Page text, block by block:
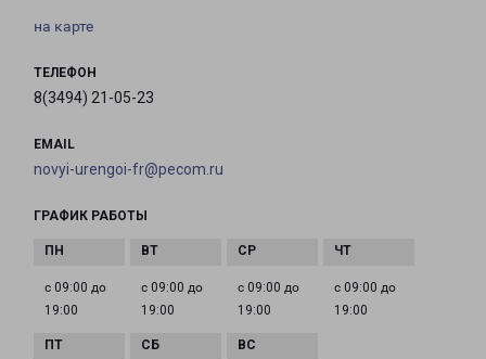
на карте
ТЕЛЕФОН
8(3494) 21-05-23
EMAIL
novyi-urengoi-fr@pecom.ru
ГРАФИК РАБОТЫ
с 09:00 до
19:00
с 09:00 до
19:00
с 09:00 до
19:00
с 09:00 до
19:00